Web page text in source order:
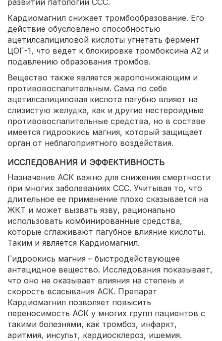
развитии патологий ССС.
Кардиомагнил снижает тромбообразование. Его
действие обусловлено способностью
ацетилсалициловой кислоты угнетать фермент
ЦОГ-1, что ведет к блокировке тромбоксина А2 и
подавлению образования тромбов.
Вещество также является жаропонижающим и
противовоспалительным. Сама по себе
ацетилсалициловая кислота пагубно влияет на
слизистую желудка, как и другие нестероидные
противовоспалительные средства, но в составе
имеется гидроокись магния, который защищает
орган от неблагоприятного воздействия.
ИССЛЕДОВАНИЯ И ЭФФЕКТИВНОСТЬ
Назначение АСК важно для снижения смертности
при многих заболеваниях ССС. Учитывая то, что
длительное ее применение плохо сказывается на
ЖКТ и может вызвать язву, рационально
использовать комбинированные средства,
которые сглаживают пагубное влияние кислоты.
Таким и является Кардиомагнил.
Гидроокись магния – быстродействующее
антацидное вещество. Исследования показывает,
что оно не оказывает влияния на степень и
скорость всасывания АСК. Препарат
Кардиомагнил позволяет повысить
переносимость АСК у многих групп пациентов с
такими болезнями, как тромбоз, инфаркт,
аритмия, инсульт, кардиосклероз, ишемия.